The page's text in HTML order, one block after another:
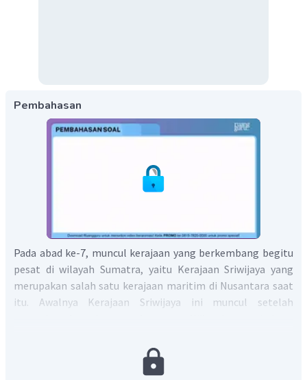
Pembahasan
Pada abad ke-7, muncul kerajaan yang berkembang begitu
pesat di wilayah Sumatra, yaitu Kerajaan Sriwijaya yang
merupakan salah satu kerajaan maritim di Nusantara saat
itu. Awalnya Kerajaan Sriwijaya ini muncul setelah
dikarenakan wilayah tersebut menjadi salah satu jalur
perdagangan. Kerajaan Sriwijaya terletak di Sumatera